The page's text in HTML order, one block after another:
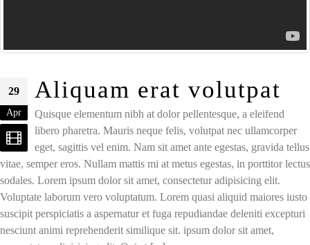
29
Apr
Aliquam erat volutpat
Quisque elementum nibh at dolor pellentesque, a eleifend
libero pharetra. Mauris neque felis, volutpat nec ullamcorper
eget, sagittis vel enim. Nam sit amet ante egestas, gravida tellus
vitae, semper eros. Nullam mattis mi at metus egestas, in porttitor lectus
sodales. Lorem ipsum dolor sit amet, consectetur adipisicing elit.
Voluptate laborum vero voluptatum. Lorem quasi aliquid maiores iusto
suscipit perspiciatis a aspernatur et fuga repudiandae deleniti excepturi
nesciunt animi reprehenderit similique sit. ipsum dolor sit amet,